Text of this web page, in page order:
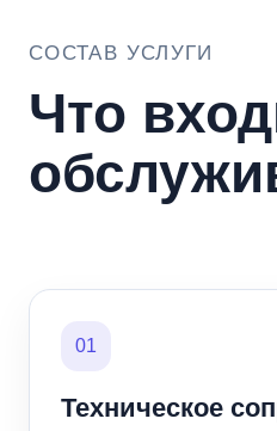
СОСТАВ УСЛУГИ
Что
01
Техническое